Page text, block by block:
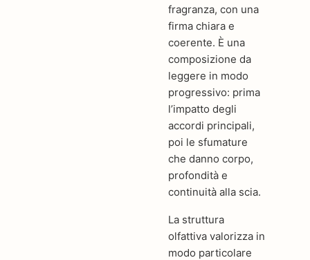
fragranza, con una
firma chiara e
coerente. È una
composizione da
leggere in modo
progressivo: prima
l’impatto degli
accordi principali,
poi le sfumature
che danno corpo,
profondità e
continuità alla scia.
La struttura
olfattiva valorizza in
modo particolare